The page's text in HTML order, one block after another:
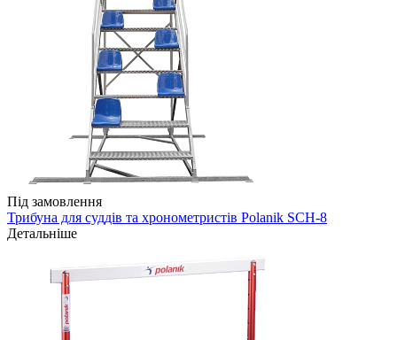
Під замовлення
Трибуна для суддів та хронометристів Polanik SCH-8
Детальніше